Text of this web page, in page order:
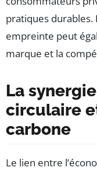
pratiques durables.
empreinte peut
marque et la
La
circulaire
carbone
Le lien entre